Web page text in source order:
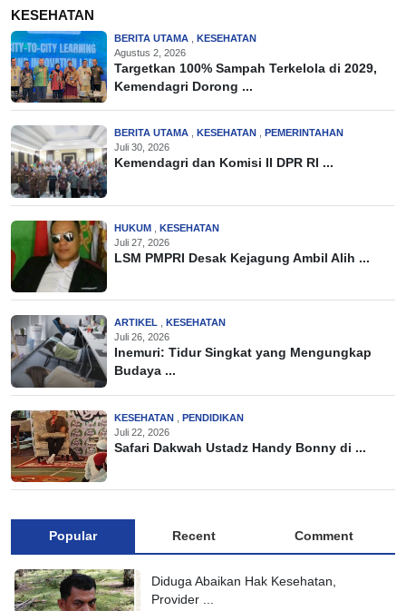
KESEHATAN
BERITA UTAMA
KESEHATAN
Agustus 2, 2026
Targetkan 100% Sampah Terkelola di 2029,
Kemendagri Dorong ...
BERITA UTAMA , KESEHATAN , PEMERINTAHAN
Juli 30, 2026
Kemendagri dan Komisi II DPR RI ...
HUKUM
KESEHATAN
Juli 27, 2026
LSM PMPRI Desak Kejagung Ambil Alih ...
ARTIKEL , KESEHATAN
Juli 26, 2026
Inemuri: Tidur Singkat yang Mengungkap
Budaya ...
KESEHATAN
PENDIDIKAN
Juli 22, 2026
Safari Dakwah Ustadz Handy Bonny di ...
Popular Recent Comment
Diduga Abaikan Hak Kesehatan,
Provider ...